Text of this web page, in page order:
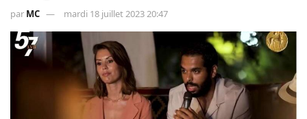
par MC mardi 18 juillet 2023 20:47